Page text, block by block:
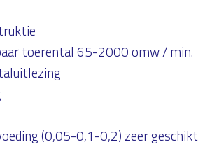
toerental 65-2000 omw / min.
(0,05-0,1-0,2) zeer geschikt